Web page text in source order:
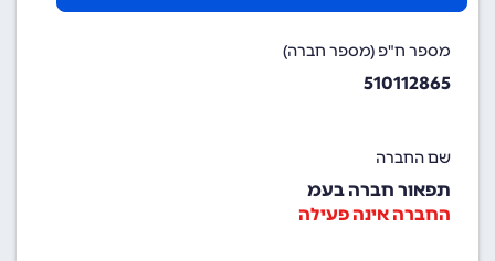
מספר ח"פ (מספר חברה)
510112865
שם החברה
תפאור חברה בעמ
החברה אינה פעילה